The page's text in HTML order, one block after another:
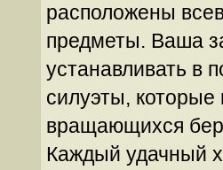
расположены
предметы. Ваша
устанавливать в
силуэты,
вращающихся
Каждый удачный